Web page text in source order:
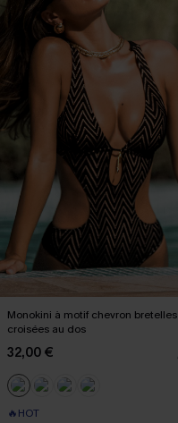
Monokini à motif chevron bretelles
croisées au dos
32,00 €
🔥HOT